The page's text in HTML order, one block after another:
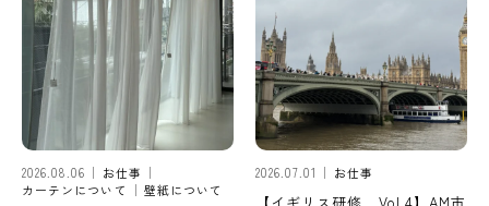
2026.08.06
お仕事
カーテンについて
壁紙について
2026.07.01 お仕事
【イギリス研修 Vol.4】AM市